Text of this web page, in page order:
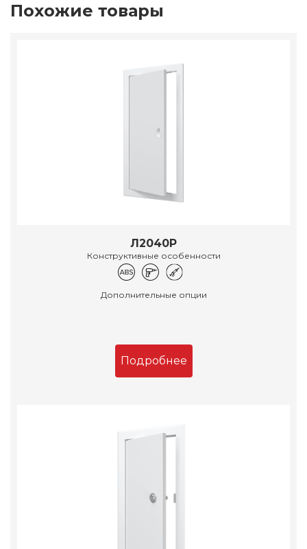
Похожие товары
Л2040Р
Конструктивные особенности
Дополнительные опции
Подробнее